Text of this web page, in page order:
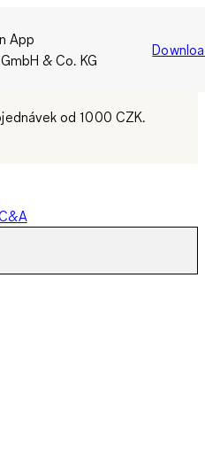
App
& Co. KG
od 1000 CZK.